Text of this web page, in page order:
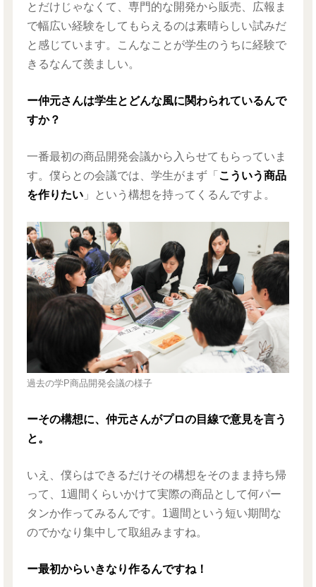
とだけじゃなくて、専門的な開発から販売、広報ま
で幅広い経験をしてもらえるのは素晴らしい試みだ
と感じています。こんなことが学生のうちに経験で
きるなんて羨ましい。
ー仲元さんは学生とどんな風に関わられているんで
すか？
一番最初の商品開発会議から入らせてもらっていま
す。僕らとの会議では、学生がまず「 こういう商品
を作りたい 」という構想を持ってくるんですよ。
過去の学P商品開発会議の様子
ーその構想に、仲元さんがプロの目線で意見を言う
と。
いえ、僕らはできるだけその構想をそのまま持ち帰
って、1週間くらいかけて実際の商品として何パー
タンか作ってみるんです。1週間という短い期間な
のでかなり集中して取組みますね。
ー最初からいきなり作るんですね！